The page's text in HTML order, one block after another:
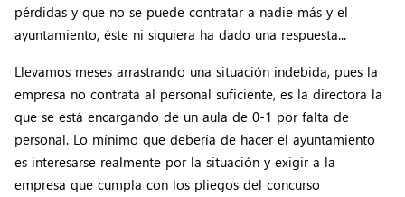
pérdidas y que no se puede contratar a nadie más y el
ayuntamiento, éste ni siquiera ha dado una respuesta...
Llevamos meses arrastrando una situación indebida, pues la
empresa no contrata al personal suficiente, es la directora la
que se está encargando de un aula de 0-1 por falta de
personal. Lo mínimo que debería de hacer el ayuntamiento
es interesarse realmente por la situación y exigir a la
empresa que cumpla con los pliegos del concurso